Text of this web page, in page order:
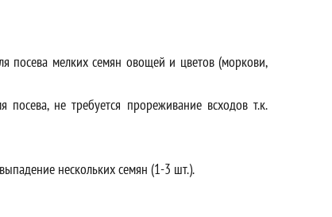
посева мелких семян овощей и цветов (моркови,
посева, не требуется прореживание всходов т.к.
нескольких семян (1-3 шт.).